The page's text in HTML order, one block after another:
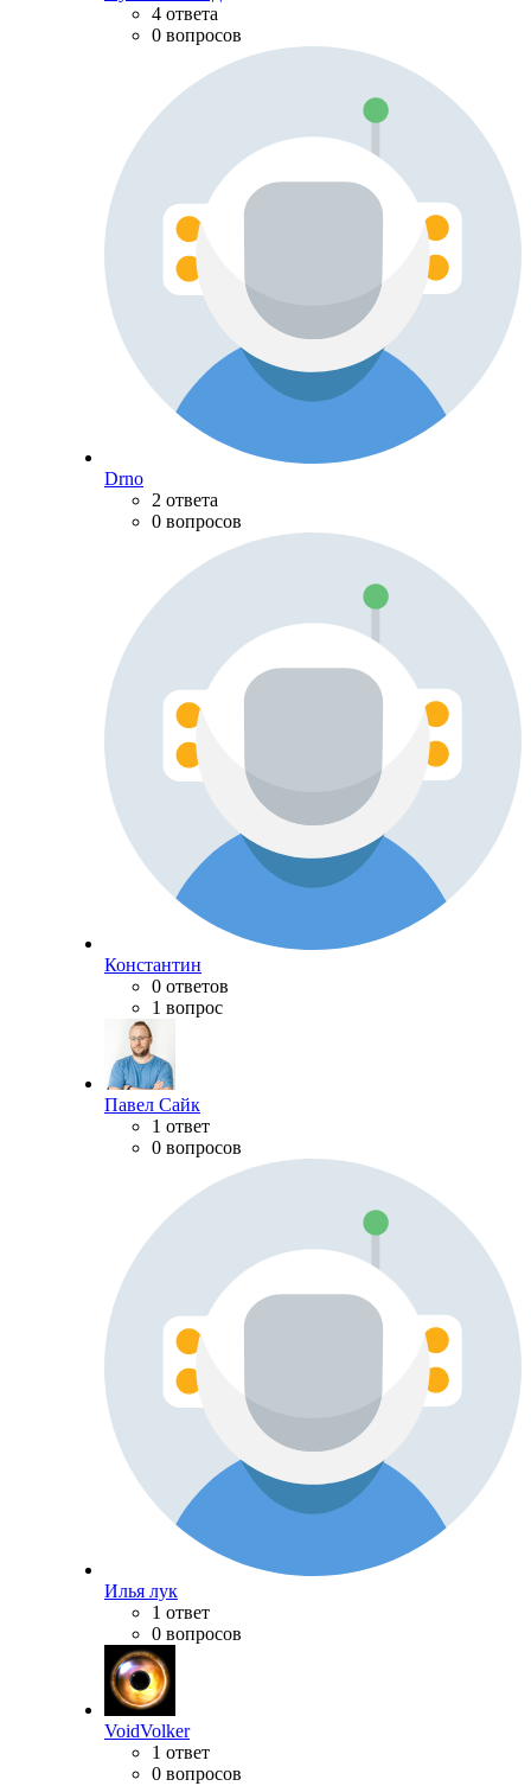
4 ответа
0 вопросов
Drno
2 ответа
0 вопросов
Константин
0 ответов
1 вопрос
Павел Сайк
1 ответ
0 вопросов
Илья лук
1 ответ
0 вопросов
VoidVolker
1 ответ
0 вопросов